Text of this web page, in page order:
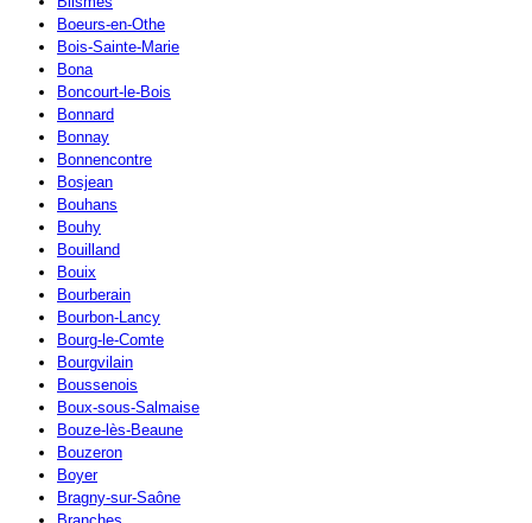
Boeurs-en-Othe
Bois-Sainte-Marie
Bona
Boncourt-le-Bois
Bonnard
Bonnay
Bonnencontre
Bosjean
Bouhans
Bouhy
Bouilland
Bouix
Bourberain
Bourbon-Lancy
Bourg-le-Comte
Bourgvilain
Boussenois
Boux-sous-Salmaise
Bouze-lès-Beaune
Bouzeron
Boyer
Bragny-sur-Saône